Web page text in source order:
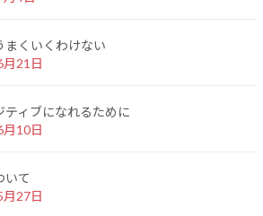
まくいくわけない
21日
ティブになれるために
10日
いて
27日